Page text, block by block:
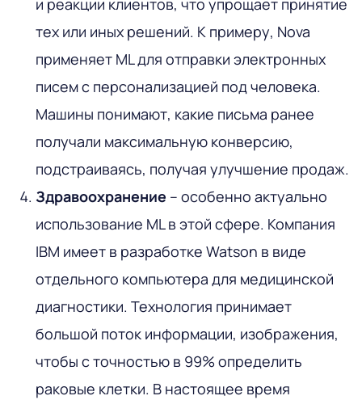
и реакции клиентов, что упрощает принятие
тех или иных решений. К примеру, Nova
применяет ML для отправки электронных
писем с персонализацией под человека.
Машины понимают, какие письма ранее
получали максимальную конверсию,
подстраиваясь, получая улучшение продаж.
Здравоохранение – особенно актуально
использование ML в этой сфере. Компания
IBM имеет в разработке Watson в виде
отдельного компьютера для медицинской
диагностики. Технология принимает
большой поток информации, изображения,
чтобы с точностью в 99% определить
раковые клетки. В настоящее время